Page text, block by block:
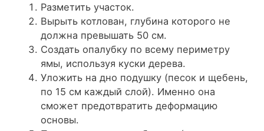
Разметить участок.
Вырыть котлован, глубина которого не
должна превышать 50 см.
Создать опалубку по всему периметру
ямы, используя куски дерева.
Уложить на дно подушку (песок и щебень,
по 15 см каждый слой). Именно она
сможет предотвратить деформацию
основы.